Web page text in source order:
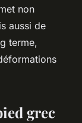
non
aussi de
terme,
grec